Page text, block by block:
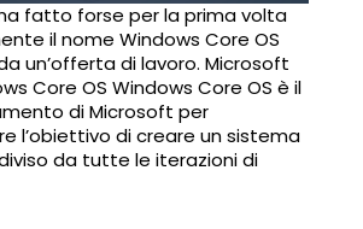
fatto forse per la prima volta
il nome Windows Core OS
un’offerta di lavoro. Microsoft
Core OS Windows Core OS è il
di Microsoft per
l’obiettivo di creare un sistema
da tutte le iterazioni di